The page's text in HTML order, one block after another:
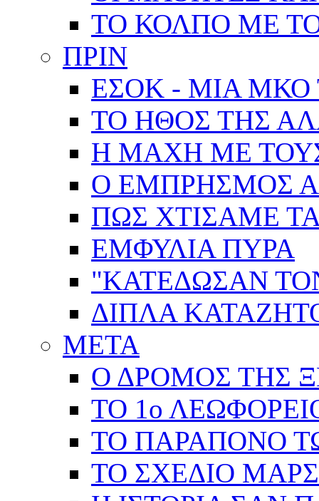
ΤΟ ΚΟΛΠΟ ΜΕ
ΠΡΙΝ
ΕΣΟΚ - ΜΙΑ
ΤΟ ΗΘΟΣ ΤΗΣ
Η ΜΑΧΗ ΜΕ
Ο ΕΜΠΡΗΣΜΟΣ
ΠΩΣ ΧΤΙΣΑΜΕ ΤΑ
ΕΜΦΥΛΙΑ ΠΥΡΑ
"ΚΑΤΕΔΩΣΑΝ
ΔΙΠΛΑ
ΜΕΤΑ
Ο ΔΡΟΜΟΣ ΤΗΣ
ΤΟ 1ο
ΤΟ ΠΑΡΑΠΟΝΟ
ΤΟ ΣΧΕΔΙΟ